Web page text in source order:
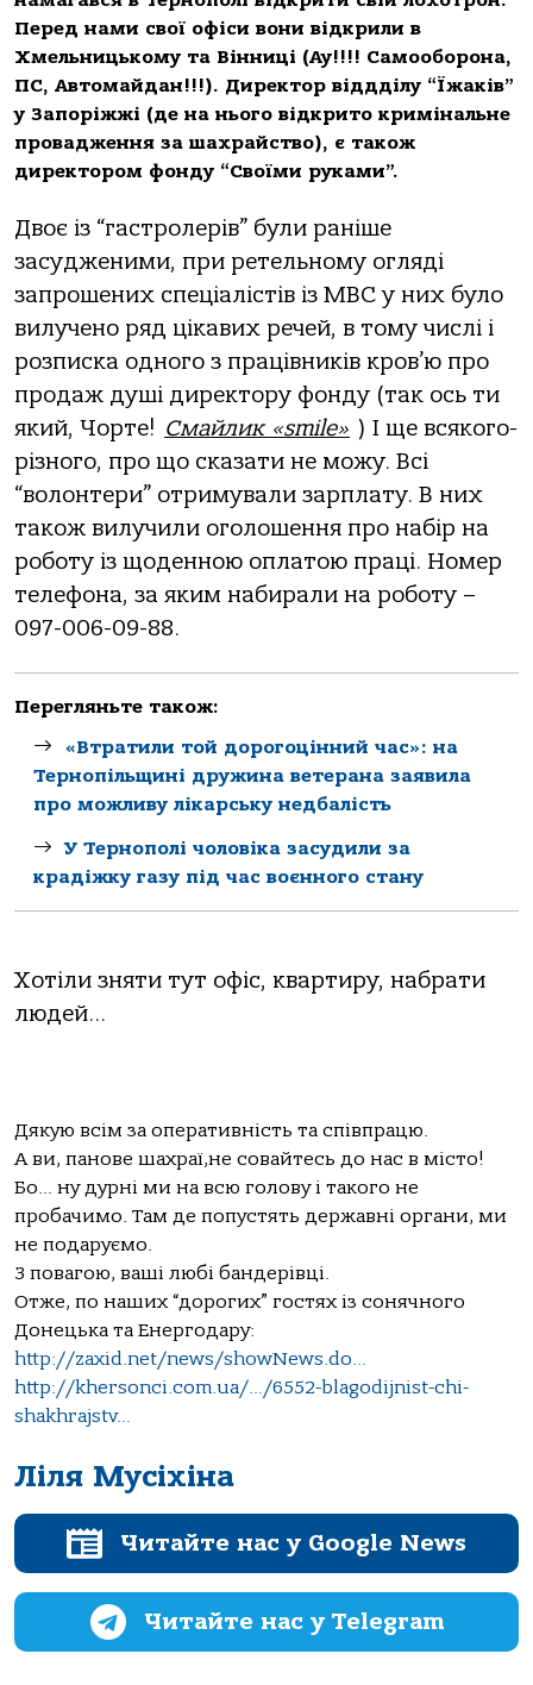
Перед нами свої офіси вони відкрили в
Хмельницькому та Вінниці (Ау!!!! Самооборона,
ПС, Автомайдан!!!). Директор віддділу “Їжаків”
у Запоріжжі (де на нього відкрито кримінальне
провадження за шахрайство), є також
директором фонду “Своїми руками”.
Двоє із “гастролерів” були раніше
засудженими, при ретельному огляді
запрошених спеціалістів із МВС у них було
вилучено ряд цікавих речей, в тому числі і
розписка одного з працівників кров’ю про
продаж душі директору фонду (так ось ти
який, Чорте! Смайлик «smile» ) І ще всякого-
різного, про що сказати не можу. Всі
“волонтери” отримували зарплату. В них
також вилучили оголошення про набір на
роботу із щоденною оплатою праці. Номер
телефона, за яким набирали на роботу –
097-006-09-88.
Перегляньте також:
«Втратили той дорогоцінний час»: на
Тернопільщині дружина ветерана заявила
про можливу лікарську недбалість
У Тернополі чоловіка засудили за
крадіжку газу під час воєнного стану
Хотіли зняти тут офіс, квартиру, набрати
людей…
Дякую всім за оперативність та співпрацю.
А ви, панове шахраї,не совайтесь до нас в місто!
Бо… ну дурні ми на всю голову і такого не
пробачимо. Там де попустять державні органи, ми
не подаруємо.
З повагою, ваші любі бандерівці.
Отже, по наших “дорогих” гостях із сонячного
Донецька та Енергодару:
http://zaxid.net/news/showNews.do…
http://khersonci.com.ua/…/6552-blagodijnist-chi-
shakhrajstv…
Ліля Мусіхіна
Читайте нас у Google News
Читайте нас у Telegram